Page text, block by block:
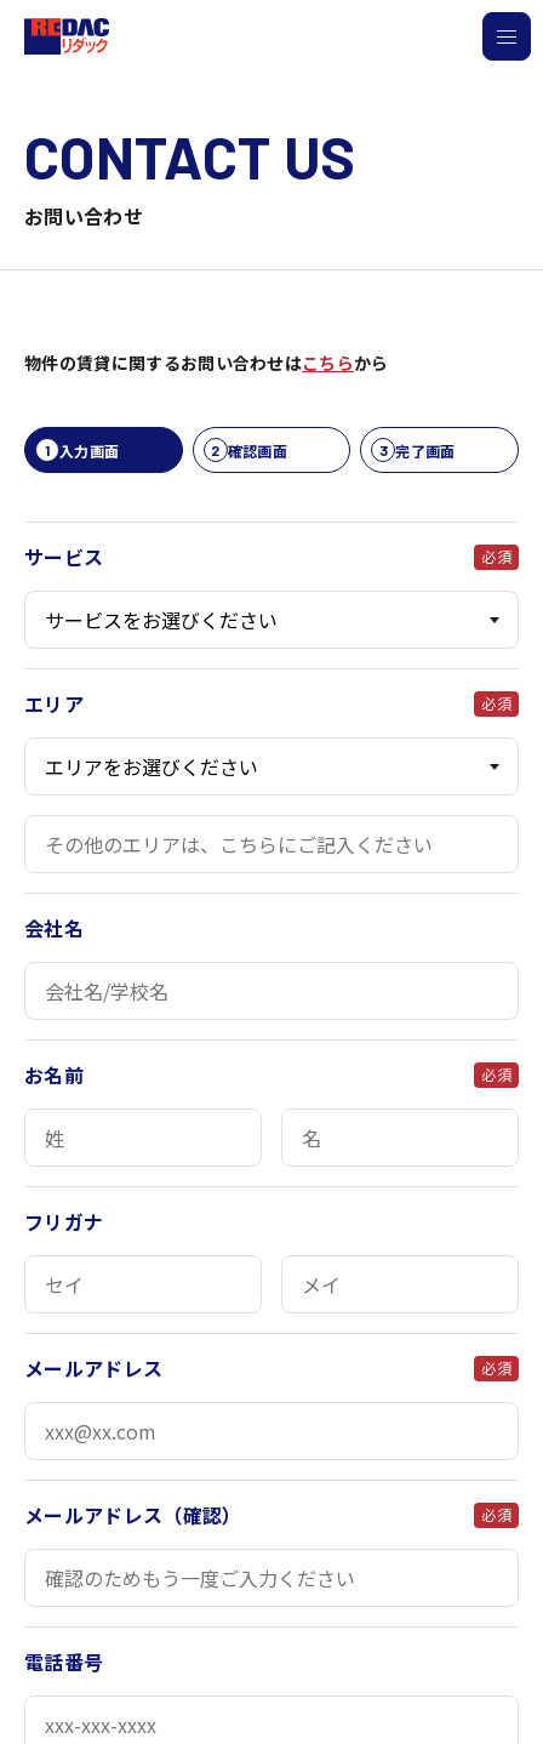
CONTACT US
お問い合わせ
物件の賃貸に関するお問い合わせはこちらから
1 入力画面 2 確認画面 3 完了画面
サービス 必須
エリア 必須
会社名
お名前 必須
フリガナ
メールアドレス 必須
メールアドレス（確認） 必須
電話番号